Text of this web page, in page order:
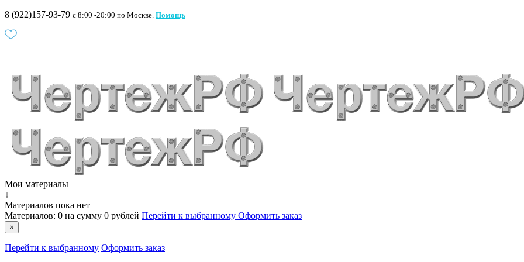
8 (922)157-93-79 c 8:00 -20:00 по Москве. Помощь
Мои материалы
↓
Материалов пока нет
Материалов: 0 на сумму 0 рублей Перейти к выбранному Оформить заказ
×
Перейти к выбранному Оформить заказ